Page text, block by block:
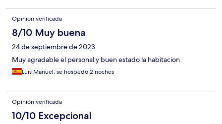
Opinión verificada
8/10 Muy buena
24 de septiembre de 2023
Muy agradable el personal y buen estado la habitacion
Luis Manuel, se hospedó 2 noches
Opinión verificada
10/10 Excepcional